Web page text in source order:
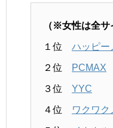
（※女性は全サ
１位 ハッピー
２位 PCMAX
３位 YYC
４位 ワクワク